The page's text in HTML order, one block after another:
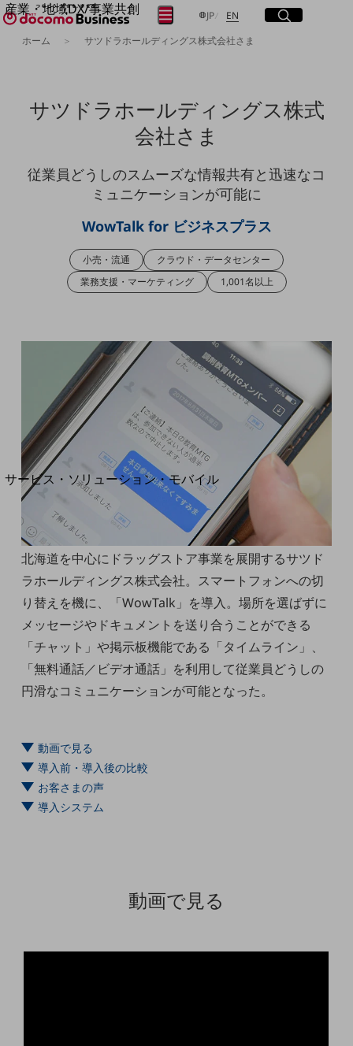
産業・地域DX/事業共創
OPEN HUB for Plural Futures
記事コンテンツ
プレイヤー(カタリスト/パートナー企業)
産業・地域DXプラットフォーマーとして
企業と地域が持続成長する社会を目指します
Smart Education
Smart Industry
Smart Mobility
Smart Worksite
地域社会を支える皆さまと地域課題の解決や
地域経済のさらなる活性化に取り組みます
自治体・地域社会との共創
LGPF(Local Government Platform)
別ウィンドウで開きます
サービス・ソリューション・モバイル
サービス・ソリューションTOP
DXに関する課題を解決する
サービス・ソリューションをご紹介
カテゴリーで探す
ネットワーク・モバイル
クラウド・データセンター
セキュリティ
データ利活用
コミュニケーション・情報共有
JP日本語
EN Englishサイト内検索
開く
メニュー
開く
取り組みを検索
検索する
ホーム サツドラホールディングス株式会社さま
サツドラホールディングス株式
会社さま
従業員どうしのスムーズな情報共有と迅速なコ
ミュニケーションが可能に
WowTalk for ビジネスプラス
小売・流通
クラウド・データセンター
業務支援・マーケティング
1,001名以上
北海道を中心にドラッグストア事業を展開するサツド
ラホールディングス株式会社。スマートフォンへの切
り替えを機に、「WowTalk」を導入。場所を選ばずに
メッセージやドキュメントを送り合うことができる
「チャット」や掲示板機能である「タイムライン」、
「無料通話／ビデオ通話」を利用して従業員どうしの
円滑なコミュニケーションが可能となった。
動画で見る
導入前・導入後の比較
お客さまの声
導入システム
動画で見る